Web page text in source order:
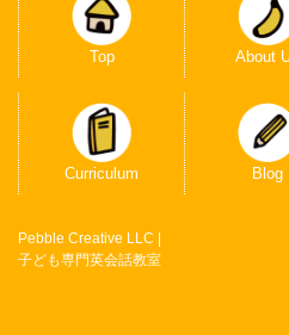
Top About
Curriculum Blog
Pebble Creative LLC |
子ども専門英会話教室